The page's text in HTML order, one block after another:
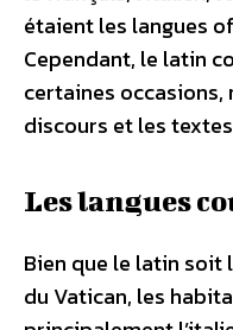
étaient les langues
Cependant, le latin
certaines
discours et les
Les langues
Bien que le latin soit
du Vatican, les